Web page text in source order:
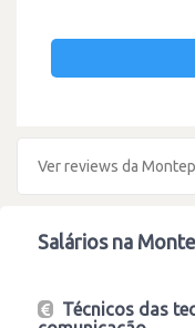
Ver reviews da
Salários na
Técnicos das